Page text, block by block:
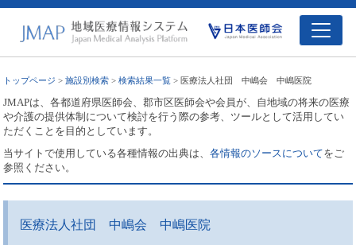
トップページ >施設別検索 >検索結果一覧 > 医療法人社団 中嶋会 中嶋医院
JMAPは、各都道府県医師会、郡市区医師会や会員が、自地域の将来の医療
や介護の提供体制について検討を行う際の参考、ツールとして活用してい
ただくことを目的としています。
当サイトで使用している各種情報の出典は、各情報のソースについてをご
参照ください。
医療法人社団 中嶋会 中嶋医院